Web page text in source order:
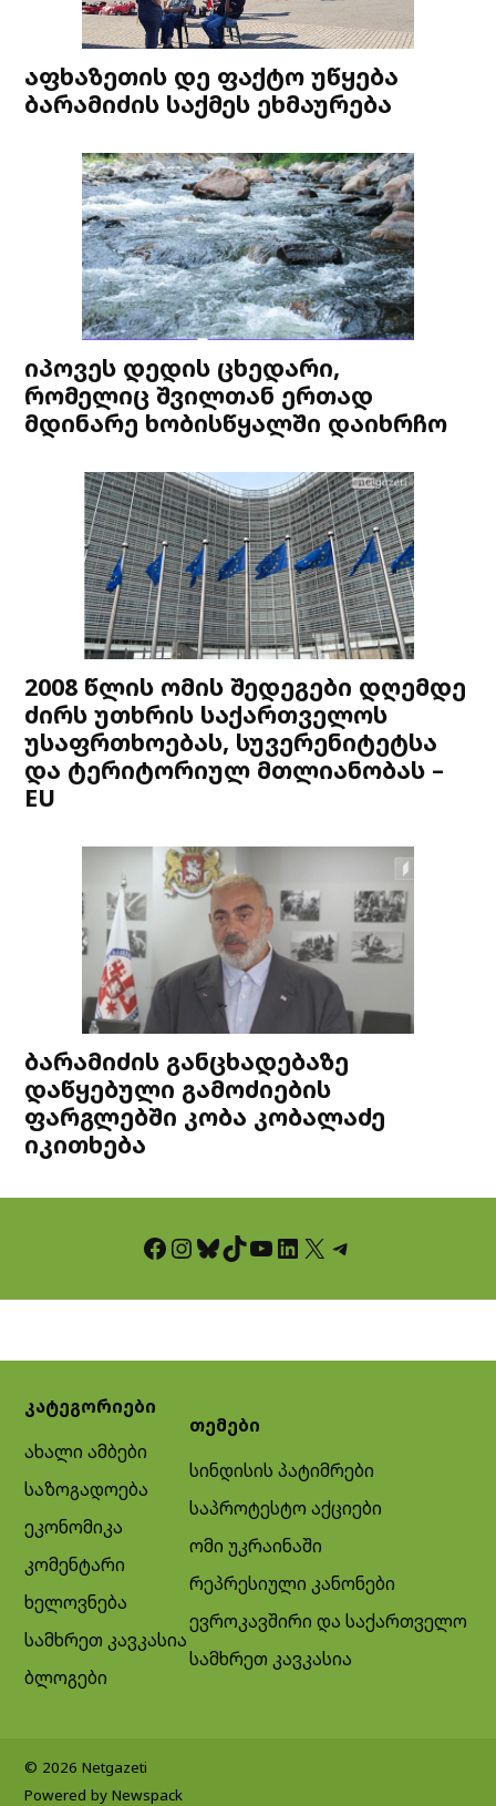
აფხაზეთის დე ფაქტო უწყება
ბარამიძის საქმეს ეხმაურება
იპოვეს დედის ცხედარი,
რომელიც შვილთან ერთად
მდინარე ხობისწყალში დაიხრჩო
2008 წლის ომის შედეგები დღემდე
ძირს უთხრის საქართველოს
უსაფრთხოებას, სუვერენიტეტსა
და ტერიტორიულ მთლიანობას –
EU
ბარამიძის განცხადებაზე
დაწყებული გამოძიების
ფარგლებში კობა კობალაძე
იკითხება
Facebook InstagramBluesky TikTok YouTube LinkedIn X Telegram
კატეგორიები
ახალი ამბები
საზოგადოება
ეკონომიკა
კომენტარი
ხელოვნება
სამხრეთ კავკასია
ბლოგები
თემები
სინდისის პატიმრები
საპროტესტო აქციები
ომი უკრაინაში
რეპრესიული კანონები
ევროკავშირი და საქართველო
სამხრეთ კავკასია
© 2026 Netgazeti
Powered by Newspack